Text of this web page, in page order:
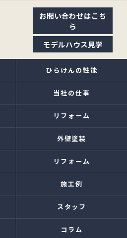
お問い合わせはこち
ら
モデルハウス見学
ひらけんの性能
当社の仕事
リフォーム
外壁塗装
リフォーム
施工例
スタッフ
コラム